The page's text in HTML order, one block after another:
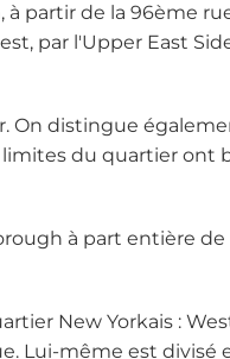
partir de la 96ème
par l'Upper East
On distingue
du quartier ont
à part entière de
New Yorkais :
Lui-même est